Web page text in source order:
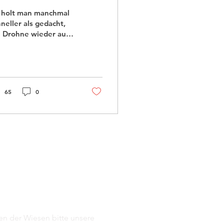
man manchmal
als gedacht,
Drohne wieder aus
65 0
der Wiesen bitte unsere